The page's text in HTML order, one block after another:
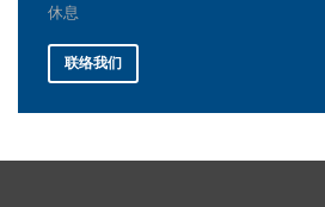
休息
联络我们